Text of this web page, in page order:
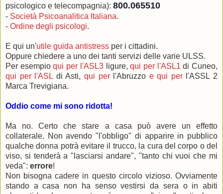
psicologico e telecompagnia): 800.065510
- Società Psicoanalitica Italiana.
- Ordine degli psicologi.
E qui un'utile guida antistress per i cittadini.
Oppure chiedere a uno dei tanti servizi delle varie ULSS.
Per esempioqui per l'ASL3ligure,qui per l'ASL1 di Cuneo,
qui per l'ASL di Asti, qui perl'Abruzzo e qui perl'ASSL 2
Marca Trevigiana.
Oddio come mi sono ridotta!
Ma no. Certo che stare a casa può avere un effetto
collaterale. Non avendo "l'obbligo" di apparire in pubblico
qualche donna potrà evitare il trucco, la cura del corpo o del
viso, si tenderà a "lasciarsi andare", "tanto chi vuoi che mi
veda": errore!
Non bisogna cadere in questo circolo vizioso. Ovviamente
stando a casa non ha senso vestirsi da sera o in abiti